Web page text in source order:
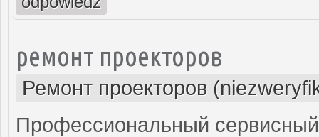
ремонт проекторов
Ремонт проекторов
Профессиональный